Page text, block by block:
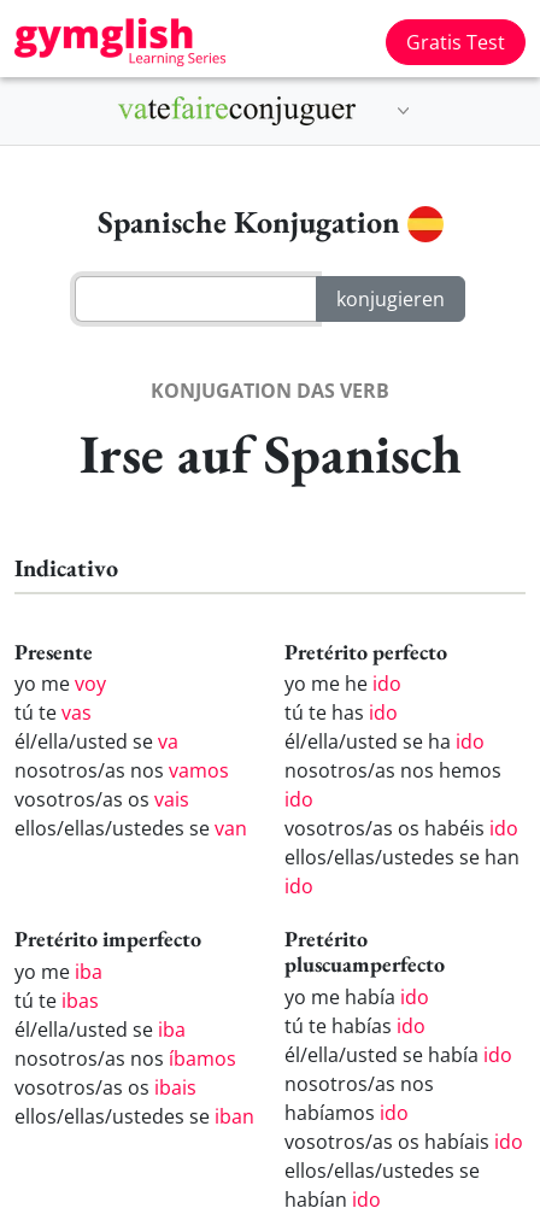
Gratis Test
Spanische Konjugation
KONJUGATION DAS VERB
Irse auf Spanisch
Indicativo
Presente
yo mevoy
tú tevas
él/ella/usted seva
nosotros/as nos vamos
vosotros/as os vais
ellos/ellas/ustedes sevan
Pretérito perfecto
yo me he ido
tú te has ido
él/ella/usted se ha ido
nosotros/as nos hemos
ido
vosotros/as os habéis ido
ellos/ellas/ustedes se han
ido
Pretérito imperfecto
yo me iba
tú te ibas
él/ella/usted se iba
nosotros/as nos íbamos
vosotros/as os ibais
ellos/ellas/ustedes se iban
Pretérito
pluscuamperfecto
yo me había ido
tú te habías ido
él/ella/usted se había ido
nosotros/as nos
habíamos ido
vosotros/as os habíais ido
ellos/ellas/ustedes se
habían ido